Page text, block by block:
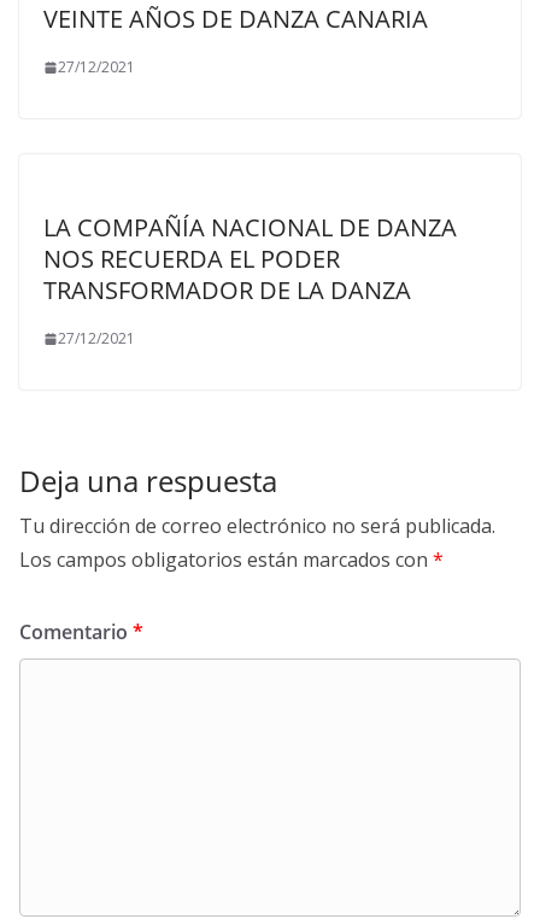
VEINTE AÑOS DE DANZA CANARIA
27/12/2021
LA COMPAÑÍA NACIONAL DE DANZA
NOS RECUERDA EL PODER
TRANSFORMADOR DE LA DANZA
27/12/2021
Deja una respuesta
Tu dirección de correo electrónico no será publicada.
Los campos obligatorios están marcados con *
Comentario *